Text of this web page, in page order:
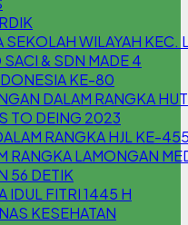
SEKOLAH WILAYAH KEC.
& SDN MADE 4
KE-80
DALAM RANGKA
TO DEING 2023
RANGKA HJL KE-
RANGKA LAMONGAN
56 DETIK
IDUL FITRI 1445 H
KESEHATAN